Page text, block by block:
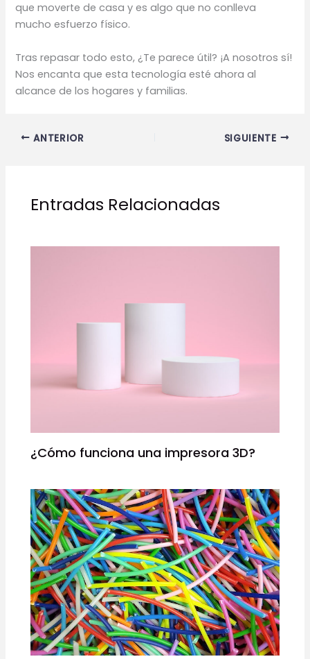
que moverte de casa y es algo que no conlleva
mucho esfuerzo físico.
Tras repasar todo esto, ¿Te parece útil? ¡A nosotros sí!
Nos encanta que esta tecnología esté ahora al
alcance de los hogares y familias.
ANTERIOR SIGUIENTE
Entradas Relacionadas
¿Cómo funciona una impresora 3D?